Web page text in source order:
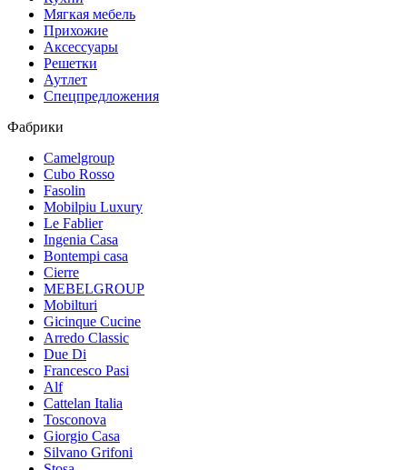
Мягкая мебель
Прихожие
Аксессуары
Решетки
Аутлет
Спецпредложения
Фабрики
Camelgroup
Cubo Rosso
Fasolin
Mobilpiu Luxury
Le Fablier
Ingenia Casa
Bontempi casa
Cierre
MEBELGROUP
Mobilturi
Gicinque Cucine
Arredo Classic
Due Di
Francesco Pasi
Alf
Cattelan Italia
Tosconova
Giorgio Casa
Silvano Grifoni